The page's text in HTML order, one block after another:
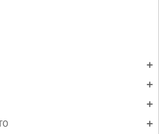
add
add
add
add